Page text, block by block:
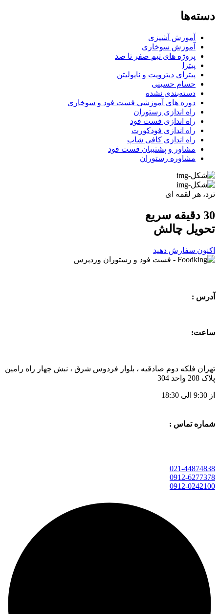
دسته‌ها
آموزش آشپزی
آموزش سوخاری
پروژه های تیم صفر تا صد
پیتزا
پیتزای دیترویت و ناپولیتن
حسام حسینی
دسته‌بندی نشده
دوره های آموزشی فست فود و سوخاری
راه اندازی رستوران
راه اندازی فست فود
راه اندازی فودکورت
راه اندازی کافی شاپ
مشاور و پشتیبان فست فود
مشاوره رستوران
ترد، هر لقمه ای
30 دقیقه سریع
تحویل چالش
اکنون سفارش دهید
آدرس :
ساعت:
تهران فلکه دوم صادقیه ، بلوار فردوس شرق ، نبش چهار راه رامین
پلاک 208 واحد 304
از 9:30 الی 18:30
شماره تماس :
021-44874838
0912-6277378
0912-0242100